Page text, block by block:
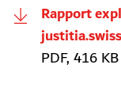
Rapport
justitia.swiss
PDF, 416 KB